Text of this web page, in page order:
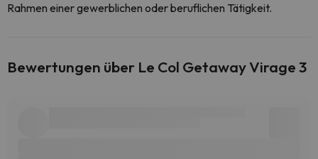
Rahmen einer gewerblichen oder beruflichen Tätigkeit.
Bewertungen über Le Col Getaway Virage 3